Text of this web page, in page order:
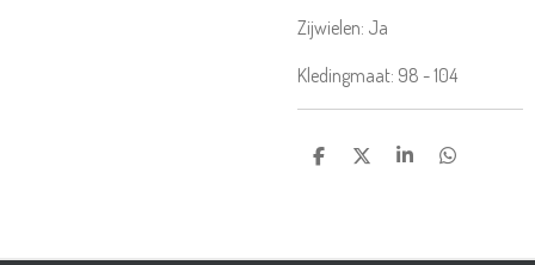
Zijwielen: Ja
Kledingmaat: 98 - 104
DELENDEEL SHAREDELEN